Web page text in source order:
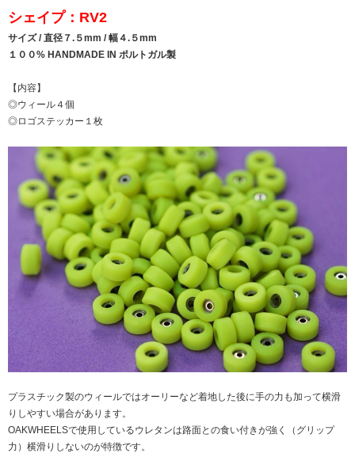
シェイプ：RV2
サイズ / 直径７.５mm / 幅４.５mm
１００% HANDMADE IN ポルトガル製
【内容】
◎ウィール４個
◎ロゴステッカー１枚
プラスチック製のウィールではオーリーなど着地した後に手の力も加って横滑
りしやすい場合があります。
OAKWHEELSで使用しているウレタンは路面との食い付きが強く（グリップ
力）横滑りしないのが特徴です。